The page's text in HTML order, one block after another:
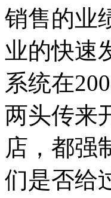
销售的业
业的快速
系统在
两头传来
店，都强
们是否给